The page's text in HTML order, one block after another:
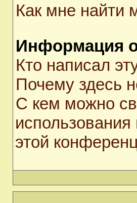
Как мне найти
Информация
Кто написал
Почему здесь
С кем можно
этой